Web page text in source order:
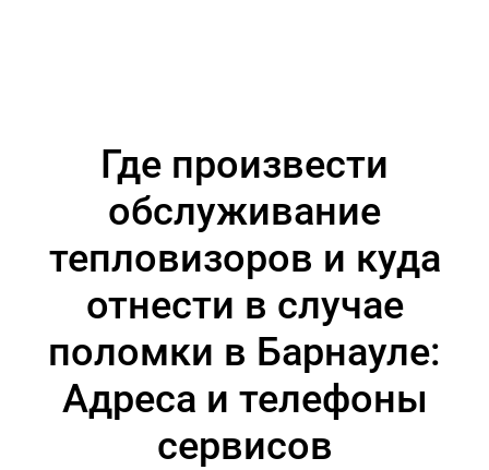
Где произвести
обслуживание
тепловизоров и куда
отнести в случае
поломки в Барнауле:
Адреса и телефоны
сервисов